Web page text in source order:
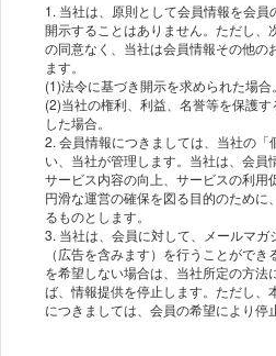
1. 当社は、原則として会員情報を会
開示することはありません。ただし、
の同意なく、当社は会員情報その他の
ます。
(1)法令に基づき開示を求められた場合。
(2)当社の権利、利益、名誉等を保護
した場合。
2. 会員情報につきましては、当社の
い、当社が管理します。当社は、会員
サービス内容の向上、サービスの利用
円滑な運営の確保を図る目的のために
るものとします。
3. 当社は、会員に対して、メールマ
（広告を含みます）を行うことがで
を希望しない場合は、当社所定の方
ば、情報提供を停止します。ただし、
につきましては、会員の希望により停